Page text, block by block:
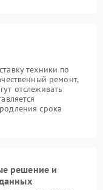
техники по
ремонт,
отслеживать
срока
решение и